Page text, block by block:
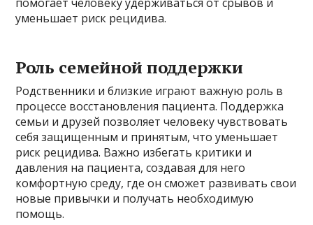
помогает человеку удерживаться от срывов и
уменьшает риск рецидива.
Роль семейной поддержки
Родственники и близкие играют важную роль в
процессе восстановления пациента. Поддержка
семьи и друзей позволяет человеку чувствовать
себя защищенным и принятым, что уменьшает
риск рецидива. Важно избегать критики и
давления на пациента, создавая для него
комфортную среду, где он сможет развивать свои
новые привычки и получать необходимую
помощь.